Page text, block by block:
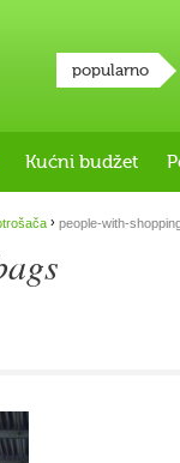
popularno
Kućni budžet
› people-with-